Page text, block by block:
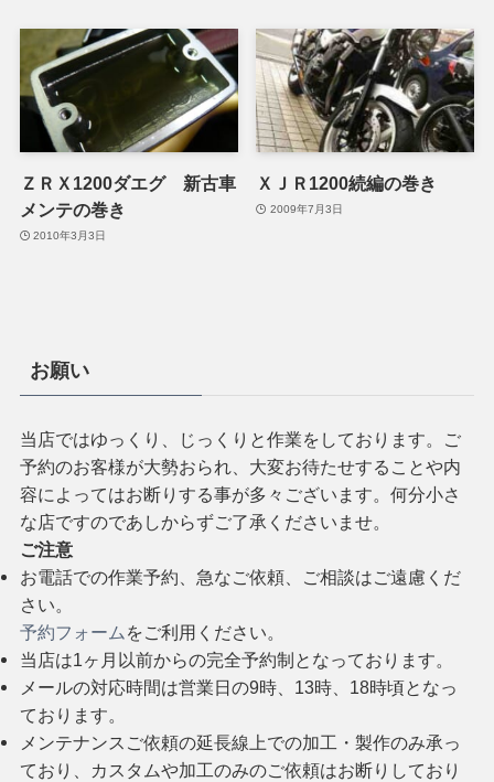
ＺＲＸ1200ダエグ 新古車
メンテの巻き
2010年3月3日
ＸＪＲ1200続編の巻き
2009年7月3日
お願い
当店ではゆっくり、じっくりと作業をしております。ご
予約のお客様が大勢おられ、大変お待たせすることや内
容によってはお断りする事が多々ございます。何分小さ
な店ですのであしからずご了承くださいませ。
ご注意
お電話での作業予約、急なご依頼、ご相談はご遠慮くだ
さい。
予約フォーム をご利用ください。
当店は1ヶ月以前からの完全予約制となっております。
メールの対応時間は営業日の9時、13時、18時頃となっ
ております。
メンテナンスご依頼の延長線上での加工・製作のみ承っ
ており、カスタムや加工のみのご依頼はお断りしており